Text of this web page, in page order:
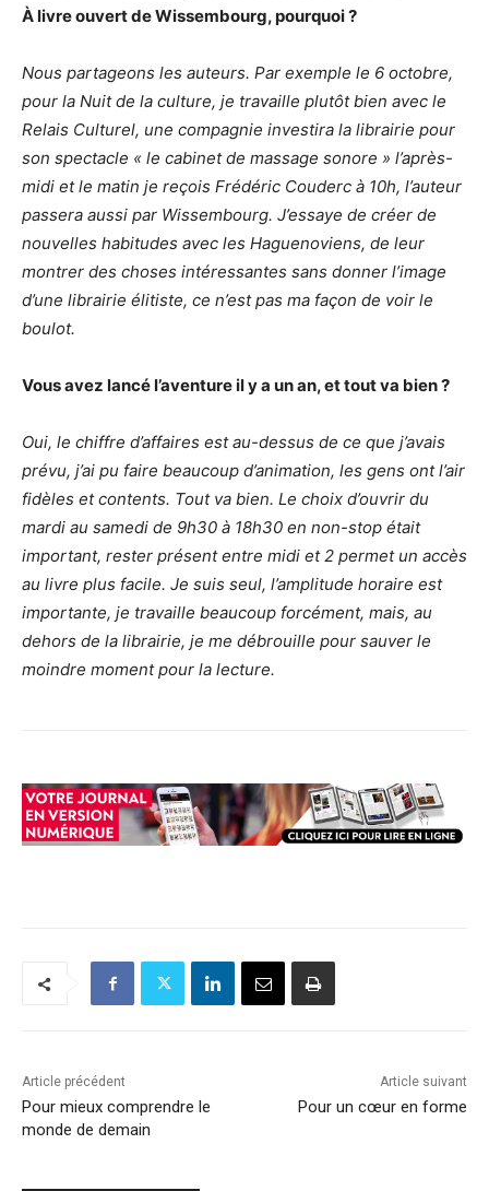
À livre ouvert de Wissembourg, pourquoi ?
Nous partageons les auteurs. Par exemple le 6 octobre,
pour la Nuit de la culture, je travaille plutôt bien avec le
Relais Culturel, une compagnie investira la librairie pour
son spectacle « le cabinet de massage sonore » l’après-
midi et le matin je reçois Frédéric Couderc à 10h, l’auteur
passera aussi par Wissembourg. J’essaye de créer de
nouvelles habitudes avec les Haguenoviens, de leur
montrer des choses intéressantes sans donner l’image
d’une librairie élitiste, ce n’est pas ma façon de voir le
boulot.
Vous avez lancé l’aventure il y a un an, et tout va bien ?
Oui, le chiffre d’affaires est au-dessus de ce que j’avais
prévu, j’ai pu faire beaucoup d’animation, les gens ont l’air
fidèles et contents. Tout va bien. Le choix d’ouvrir du
mardi au samedi de 9h30 à 18h30 en non-stop était
important, rester présent entre midi et 2 permet un accès
au livre plus facile. Je suis seul, l’amplitude horaire est
importante, je travaille beaucoup forcément, mais, au
dehors de la librairie, je me débrouille pour sauver le
moindre moment pour la lecture.
Article précédent
Pour mieux comprendre le
monde de demain
Article suivant
Pour un cœur en forme